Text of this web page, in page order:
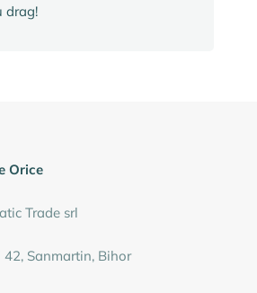
drag!
Orice
Trade srl
42, Sanmartin, Bihor